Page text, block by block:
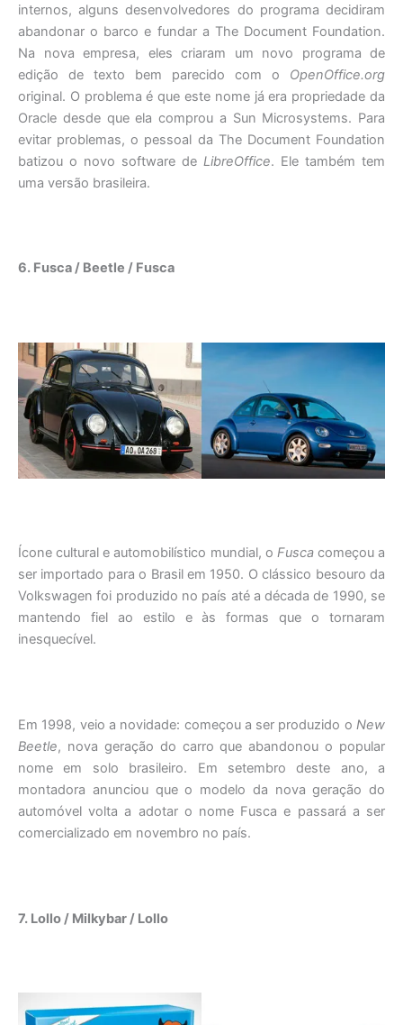
internos, alguns desenvolvedores do programa decidiram
abandonar o barco e fundar a The Document Foundation.
Na nova empresa, eles criaram um novo programa de
edição de texto bem parecido com o OpenOffice.org
original. O problema é que este nome já era propriedade da
Oracle desde que ela comprou a Sun Microsystems. Para
evitar problemas, o pessoal da The Document Foundation
batizou o novo software de LibreOffice. Ele também tem
uma versão brasileira.
6. Fusca / Beetle / Fusca
Ícone cultural e automobilístico mundial, o Fuscacomeçou a
ser importado para o Brasil em 1950. O clássico besouro da
Volkswagen foi produzido no país até a década de 1990, se
mantendo fiel ao estilo e às formas que o tornaram
inesquecível.
Em 1998, veio a novidade: começou a ser produzido o New
Beetle, nova geração do carro que abandonou o popular
nome em solo brasileiro. Em setembro deste ano, a
montadora anunciou que o modelo da nova geração do
automóvel volta a adotar o nome Fusca e passará a ser
comercializado em novembro no país.
7. Lollo / Milkybar / Lollo